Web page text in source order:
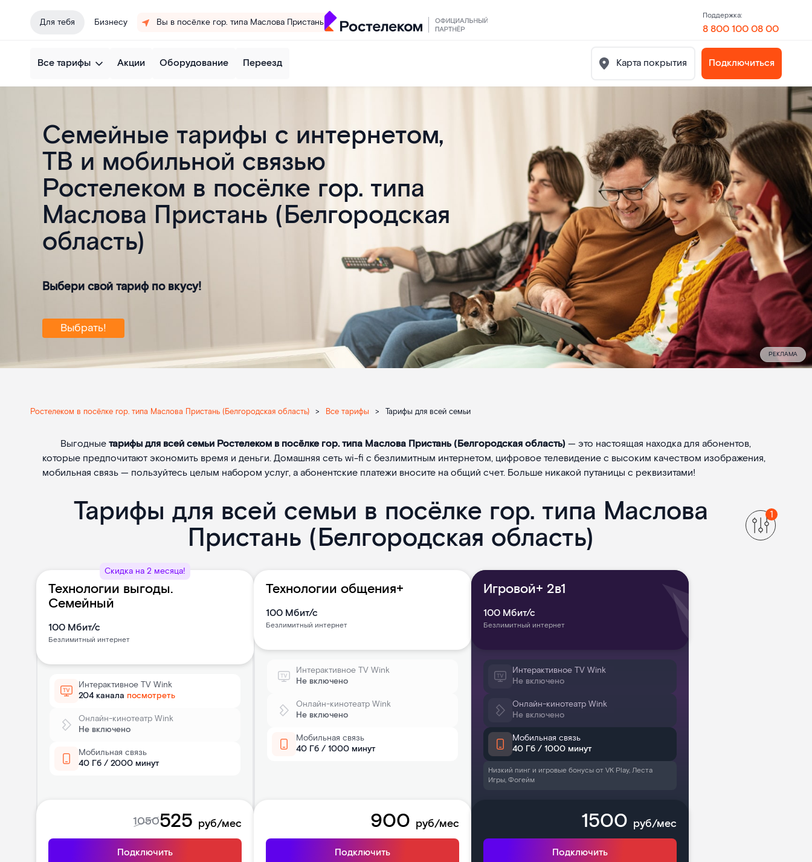
Для тебя Бизнесу Вы в посёлке гор. типа Маслова Пристань
Поддержка:
8 800 100 08 00
Все тарифы Акции Оборудование Переезд Карта покрытия Подключиться
Семейные тарифы с интернетом,
ТВ и мобильной связью
Ростелеком в посёлке гор. типа
Маслова Пристань (Белгородская
область)
Выбери свой тариф по вкусу!
Выбрать!
РЕКЛАМА
Ростелеком в посёлке гор. типа Маслова Пристань (Белгородская область) > Все тарифы > Тарифы для всей семьи
Выгодныетарифы для всей семьи Ростелеком в посёлке гор. типа Маслова Пристань (Белгородская область)— это настоящая находка для абонентов,
которые предпочитают экономить время и деньги. Домашняя сеть wi-fi с безлимитным интернетом, цифровое телевидение с высоким качеством изображения,
мобильная связь — пользуйтесь целым набором услуг, а абонентские платежи вносите на общий счет. Больше никакой путаницы с реквизитами!
Тарифы для всей семьи в посёлке гор. типа Маслова
Пристань (Белгородская область)
Скидка на 2 месяца!
Технологии выгоды.
Семейный
100 Мбит/с
Безлимитный интернет
Интерактивное TV Wink
204 канала посмотреть
Онлайн-кинотеатр Wink
Не включено
Мобильная связь
40 Гб / 2000 минут
1050525 руб/мес
Подключить
Технологии общения+
100 Мбит/с
Безлимитный интернет
Интерактивное TV Wink
Не включено
Онлайн-кинотеатр Wink
Не включено
Мобильная связь
40 Гб / 1000 минут
900 руб/мес
Подключить
Игровой+ 2в1
100 Мбит/с
Безлимитный интернет
Интерактивное TV Wink
Не включено
Онлайн-кинотеатр Wink
Не включено
Мобильная связь
40 Гб / 1000 минут
Низкий пинг и игровые бонусы от VK Play, Леста
Игры, Фогейм
1500 руб/мес
Подключить